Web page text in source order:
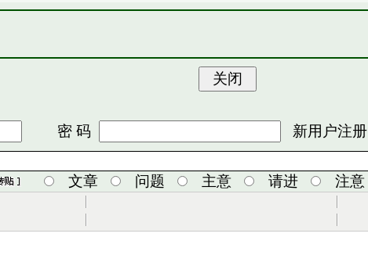
密 码
新用户注册
文章 问题 主意 请进 注意